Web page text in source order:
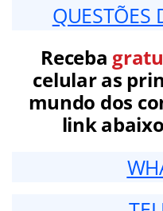
QUESTÕES
Receba
celular as
mundo dos
link